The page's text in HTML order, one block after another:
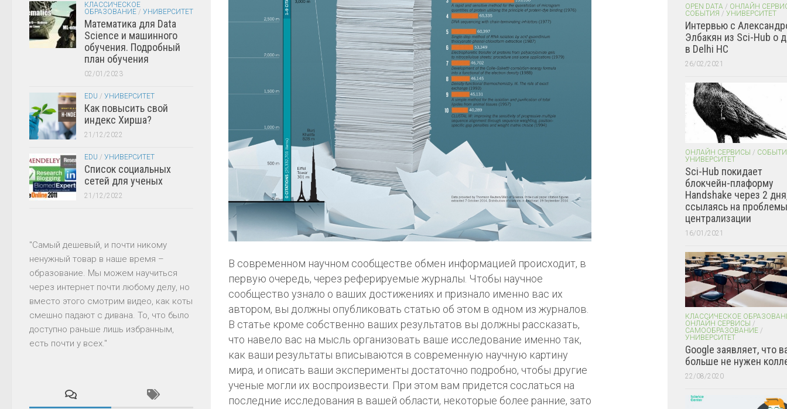
В современном научном сообществе обмен информацией происходит, в
первую очередь, через реферируемые журналы. Чтобы научное
сообщество узнало о ваших достижениях и признало именно вас их
автором, вы должны опубликовать статью об этом в одном из журналов.
В статье кроме собственно ваших результатов вы должны рассказать,
что навело вас на мысль организовать ваше исследование именно так,
как ваши результаты вписываются в современную научную картину
мира, и описать ваши эксперименты достаточно подробно, чтобы другие
ученые могли их воспроизвести. При этом вам придется сослаться на
последние исследования в вашей области, некоторые более ранние, зато
КЛАССИЧЕСКОЕ
ОБРАЗОВАНИЕ / УНИВЕРСИТЕТ
Математика для Data
Science и машинного
обучения. Подробный
план обучения
02/01/2023
EDU / УНИВЕРСИТЕТ
Как повысить свой
индекс Хирша?
21/12/2022
EDU / УНИВЕРСИТЕТ
Список социальных
сетей для ученых
21/12/2022
"Самый дешевый, и почти никому
ненужный товар в наше время –
образование. Мы можем научиться
через интернет почти любому делу, но
вместо этого смотрим видео, как коты
смешно падают с дивана. То, что было
доступно раньше лишь избранным,
есть почти у всех."
OPEN DATA / ОНЛАЙН
СОБЫТИЯ / УНИВЕРСИТЕТ
Интервью с
Элбакян из Sci-Hub о
в Delhi HC
26/02/2021
ОНЛАЙН СЕРВИСЫ /
УНИВЕРСИТЕТ
Sci-Hub покидает
блокчейн-плаформу
Handshake через 2
ссылаясь на проблемы
централизации
16/01/2021
КЛАССИЧЕСКОЕ
ОНЛАЙН СЕРВИСЫ /
САМООБРАЗОВАНИЕ /
УНИВЕРСИТЕТ
Google заявляет, что
больше не нужен
22/08/2020